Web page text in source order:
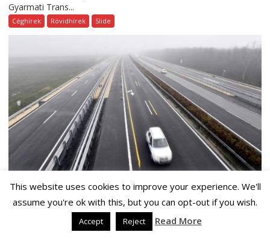
Gyarmati Trans...
Céghírek Rövidhírek Slide
2020. január 06. hétfő
180 milliárd forintos EU-támogatás az M30
kiépítésére Miskolc és Tornyosnémeti között
Az Európai Unió 552,6 millió eurót (több mint 180 milliárd
This website uses cookies to improve your experience. We'll
assume you're ok with this, but you can opt-out if you wish.
Accept Reject Read More